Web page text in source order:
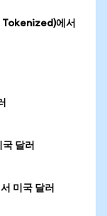
에서
달러
미국 달러